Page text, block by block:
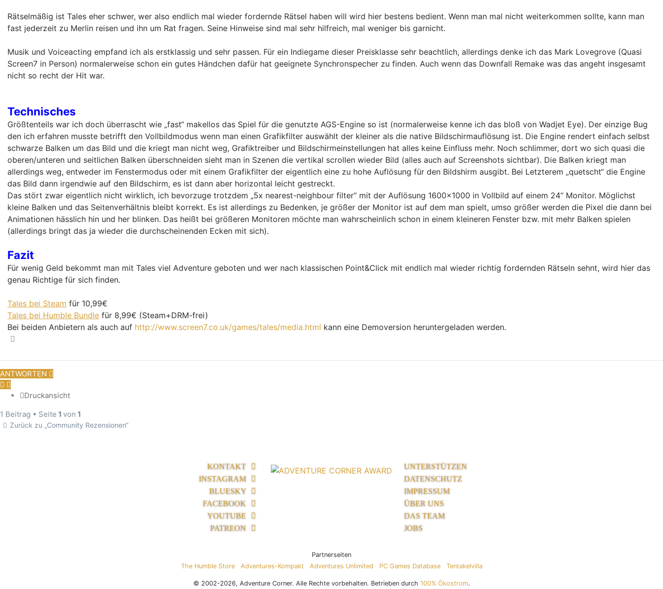
Rätselmäßig ist Tales eher schwer, wer also endlich mal wieder fordernde Rätsel haben will wird hier bestens bedient. Wenn man mal nicht weiterkommen sollte, kann man
fast jederzeit zu Merlin reisen und ihn um Rat fragen. Seine Hinweise sind mal sehr hilfreich, mal weniger bis garnicht.
Musik und Voiceacting empfand ich als erstklassig und sehr passen. Für ein Indiegame dieser Preisklasse sehr beachtlich, allerdings denke ich das Mark Lovegrove (Quasi
Screen7 in Person) normalerweise schon ein gutes Händchen dafür hat geeignete Synchronspecher zu finden. Auch wenn das Downfall Remake was das angeht insgesamt
nicht so recht der Hit war.
Technisches
Größtenteils war ich doch überrascht wie „fast“ makellos das Spiel für die genutzte AGS-Engine so ist (normalerweise kenne ich das bloß von Wadjet Eye). Der einzige Bug
den ich erfahren musste betrifft den Vollbildmodus wenn man einen Grafikfilter auswählt der kleiner als die native Bildschirmauflösung ist. Die Engine rendert einfach selbst
schwarze Balken um das Bild und die kriegt man nicht weg, Grafiktreiber und Bildschirmeinstellungen hat alles keine Einfluss mehr. Noch schlimmer, dort wo sich quasi die
oberen/unteren und seitlichen Balken überschneiden sieht man in Szenen die vertikal scrollen wieder Bild (alles auch auf Screenshots sichtbar). Die Balken kriegt man
allerdings weg, entweder im Fenstermodus oder mit einem Grafikfilter der eigentlich eine zu hohe Auflösung für den Bildshirm ausgibt. Bei Letzterem „quetscht“ die Engine
das Bild dann irgendwie auf den Bildschirm, es ist dann aber horizontal leicht gestreckt.
Das stört zwar eigentlich nicht wirklich, ich bevorzuge trotzdem „5x nearest-neighbour filter“ mit der Auflösung 1600x1000 in Vollbild auf einem 24‘‘ Monitor. Möglichst
kleine Balken und das Seitenverhältnis bleibt korrekt. Es ist allerdings zu Bedenken, je größer der Monitor ist auf dem man spielt, umso größer werden die Pixel die dann bei
Animationen hässlich hin und her blinken. Das heißt bei größeren Monitoren möchte man wahrscheinlich schon in einem kleineren Fenster bzw. mit mehr Balken spielen
(allerdings bringt das ja wieder die durchscheinenden Ecken mit sich).
Fazit
Für wenig Geld bekommt man mit Tales viel Adventure geboten und wer nach klassischen Point&Click mit endlich mal wieder richtig fordernden Rätseln sehnt, wird hier das
genau Richtige für sich finden.
Tales bei Steam für 10,99€
Tales bei Humble Bundle für 8,99€ (Steam+DRM-frei)
Bei beiden Anbietern als auch auf http://www.screen7.co.uk/games/tales/media.html kann eine Demoversion heruntergeladen werden.
ANTWORTEN
Druckansicht
1 Beitrag • Seite 1 von 1
Zurück zu „Community Rezensionen“
KONTAKT
INSTAGRAM
BLUESKY
FACEBOOK
YOUTUBE
PATREON
UNTERSTÜTZEN
DATENSCHUTZ
IMPRESSUM
ÜBER UNS
DAS TEAM
JOBS
Partnerseiten
The Humble Store
Adventures-Kompakt Adventures Unlimited PC Games Database Tentakelvilla
© 2002-2026, Adventure Corner. Alle Rechte vorbehalten. Betrieben durch 100% Ökostrom.